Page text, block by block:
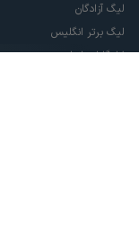
لیگ آزادگان
لیگ برتر انگلیس
لالیگا اسپانیا